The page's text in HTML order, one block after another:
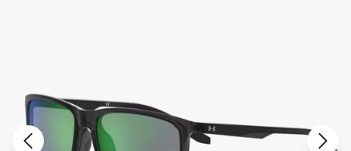
Giriş Yap
Under Armour'da yeni misiniz? Kayıt Ol